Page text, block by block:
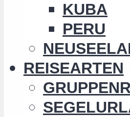
KUBA
PERU
REISEARTEN